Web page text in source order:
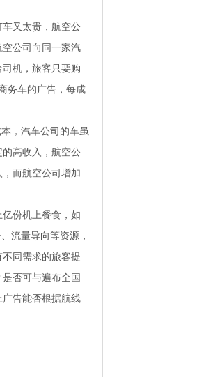
又太贵，航空公
公司向同一家汽
机，旅客只要购
务车的广告，每成
，汽车公司的车虽
高收入，航空公
而航空公司增加
份机上餐食，如
流量导向等资源，
同需求的旅客提
否可与遍布全国
告能否根据航线